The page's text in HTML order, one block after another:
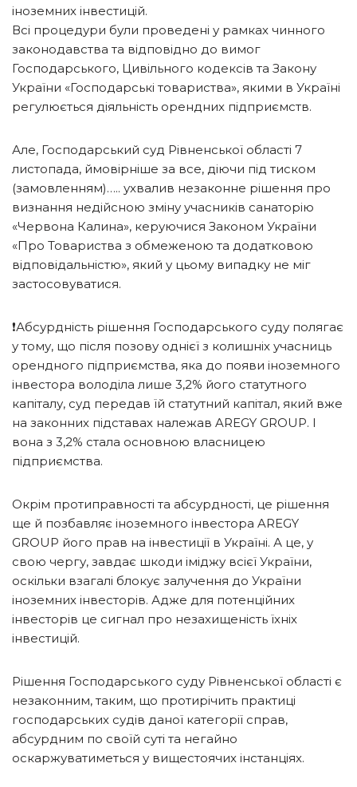
іноземних інвестицій.
Всі процедури були проведені у рамках чинного
законодавства та відповідно до вимог
Господарського, Цивільного кодексів та Закону
України «Господарські товариства», якими в Україні
регулюється діяльність орендних підприємств.
Але, Господарський суд Рівненської області 7
листопада, ймовірніше за все, діючи під тиском
(замовленням)….. ухвалив незаконне рішення про
визнання недійсною зміну учасників санаторію
«Червона Калина», керуючися Законом України
«Про Товариства з обмеженою та додатковою
відповідальністю», який у цьому випадку не міг
застосовуватися.
❗️Абсурдність рішення Господарського суду полягає
у тому, що після позову однієї з колишніх учасниць
орендного підприємства, яка до появи іноземного
інвестора володіла лише 3,2% його статутного
капіталу, суд передав їй статутний капітал, який вже
на законних підставах належав AREGY GROUP. І
вона з 3,2% стала основною власницею
підприємства.
Окрім протиправності та абсурдності, це рішення
ще й позбавляє іноземного інвестора AREGY
GROUP його прав на інвестиції в Україні. А це, у
свою чергу, завдає шкоди іміджу всієї України,
оскільки взагалі блокує залучення до України
іноземних інвесторів. Адже для потенційних
інвесторів це сигнал про незахищеність їхніх
інвестицій.
Рішення Господарського суду Рівненської області є
незаконним, таким, що протирічить практиці
господарських судів даної категорії справ,
абсурдним по своїй суті та негайно
оскаржуватиметься у вищестоячих інстанціях.